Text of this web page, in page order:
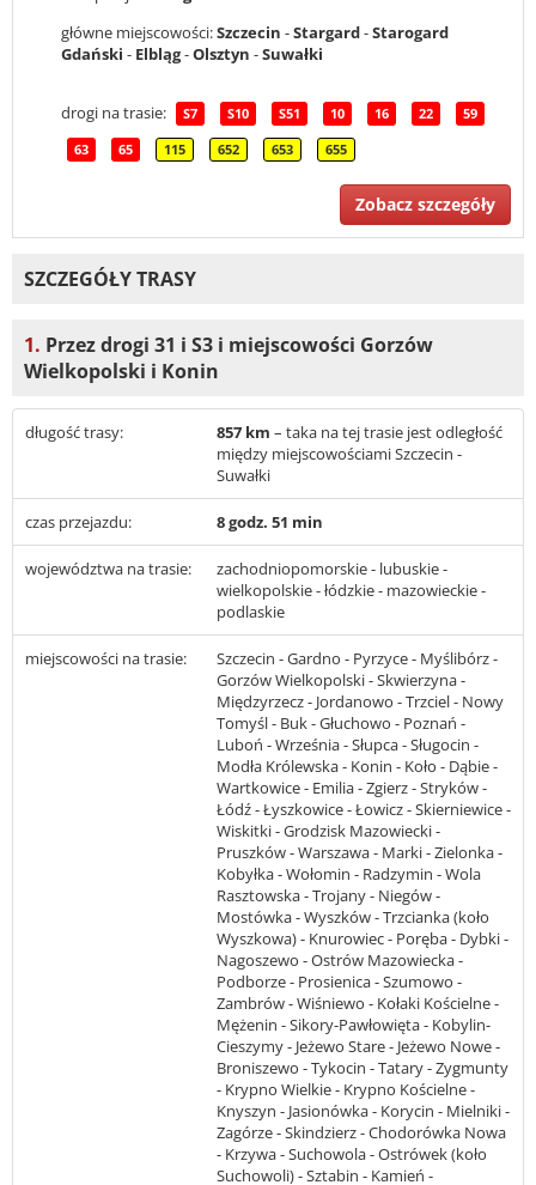
główne miejscowości:Szczecin -Stargard-Starogard
Gdański - Elbląg-Olsztyn -Suwałki
drogi na trasie: S7 S10 S51 10 16 22 59
63 65 115 652 653 655
Zobacz szczegóły
SZCZEGÓŁY TRASY
1. Przez drogi 31 i S3 i miejscowości Gorzów
Wielkopolski i Konin
długość trasy: 857 km – taka na tej trasie jest odległość
między miejscowościami Szczecin -
Suwałki
czas przejazdu: 8 godz. 51 min
województwa na trasie:
zachodniopomorskie - lubuskie -
wielkopolskie - łódzkie - mazowieckie -
podlaskie
miejscowości na trasie:
Szczecin - Gardno - Pyrzyce - Myślibórz -
Gorzów Wielkopolski - Skwierzyna -
Międzyrzecz - Jordanowo - Trzciel - Nowy
Tomyśl - Buk - Głuchowo - Poznań -
Luboń - Września - Słupca - Sługocin -
Modła Królewska - Konin - Koło - Dąbie -
Wartkowice - Emilia - Zgierz - Stryków -
Łódź - Łyszkowice - Łowicz - Skierniewice -
Wiskitki - Grodzisk Mazowiecki -
Pruszków - Warszawa - Marki - Zielonka -
Kobyłka - Wołomin - Radzymin - Wola
Rasztowska - Trojany - Niegów -
Mostówka - Wyszków - Trzcianka (koło
Wyszkowa) - Knurowiec - Poręba - Dybki -
Nagoszewo - Ostrów Mazowiecka -
Podborze - Prosienica - Szumowo -
Zambrów - Wiśniewo - Kołaki Kościelne -
Mężenin - Sikory-Pawłowięta - Kobylin-
Cieszymy - Jeżewo Stare - Jeżewo Nowe -
Broniszewo - Tykocin - Tatary - Zygmunty
- Krypno Wielkie - Krypno Kościelne -
Knyszyn - Jasionówka - Korycin - Mielniki -
Zagórze - Skindzierz - Chodorówka Nowa
- Krzywa - Suchowola - Ostrówek (koło
Suchowoli) - Sztabin - Kamień -